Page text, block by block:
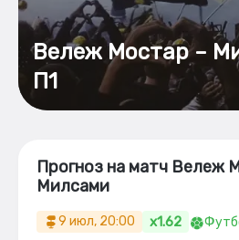
Вележ Мостар –
П1
Прогноз на матч Вележ
Милсами
9 июл, 20:00 x1.62